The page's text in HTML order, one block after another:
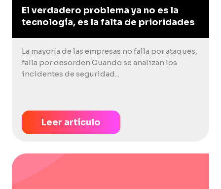
El verdadero problema ya no es la
tecnología, es la falta de prioridades
La mayoría de las empresas no falla por ataques,
falla por desorden Cuando se analizan los
incidentes de seguridad...
Leer artículo